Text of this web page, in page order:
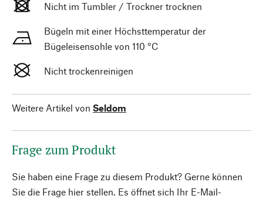
Nicht im Tumbler / Trockner trocknen
Bügeln mit einer Höchsttemperatur der
Bügeleisensohle von 110 °C
Nicht trockenreinigen
Weitere Artikel von Seldom
Frage zum Produkt
Sie haben eine Frage zu diesem Produkt? Gerne können
Sie die Frage hier stellen. Es öffnet sich Ihr E-Mail-